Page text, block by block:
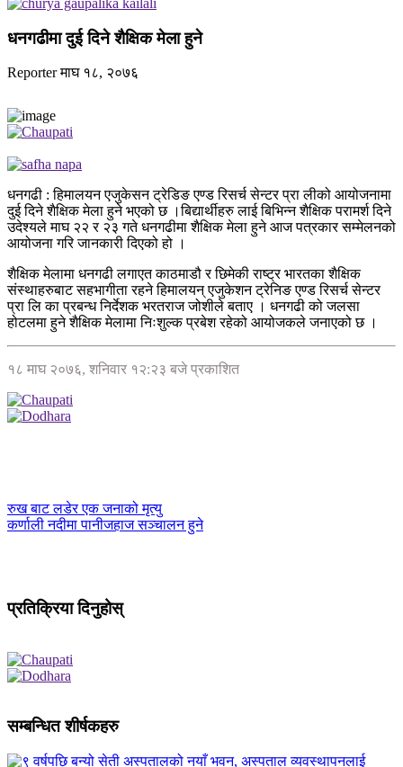
धनगढीमा दुई दिने शैक्षिक मेला हुने
Reporterमाघ १८, २०७६
धनगढी : हिमालयन एजुकेसन ट्रेडिङ एण्ड रिसर्च सेन्टर प्रा लीको आयोजनामा
दुई दिने शैक्षिक मेला हुने भएको छ ।बिद्यार्थीहरु लाई बिभिन्न शैक्षिक परामर्श दिने
उदेश्यले माघ २२ र २३ गते धनगढीमा शैक्षिक मेला हुने आज पत्रकार सम्मेलनको
आयोजना गरि जानकारी दिएको हो ।
शैक्षिक मेलामा धनगढी लगाएत काठमाडौ र छिमेकी राष्ट्र भारतका शैक्षिक
संस्थाहरुबाट सहभागीता रहने हिमालयन् एजुकेशन ट्रेनिङ एण्ड रिसर्च सेन्टर
प्रा लि का प्रबन्ध निर्देशक भरतराज जोशीले बताए । धनगढी को जलसा
होटलमा हुने शैक्षिक मेलामा निःशुल्क प्रबेश रहेको आयोजकले जनाएको छ ।
१८ माघ २०७६, शनिवार १२:२३ बजे प्रकाशित
रुख बाट लडेर एक जनाको मृत्यु
कर्णाली नदीमा पानीजहाज सञ्चालन हुने
प्रतिक्रिया दिनुहोस्
सम्बन्धित शीर्षकहरु